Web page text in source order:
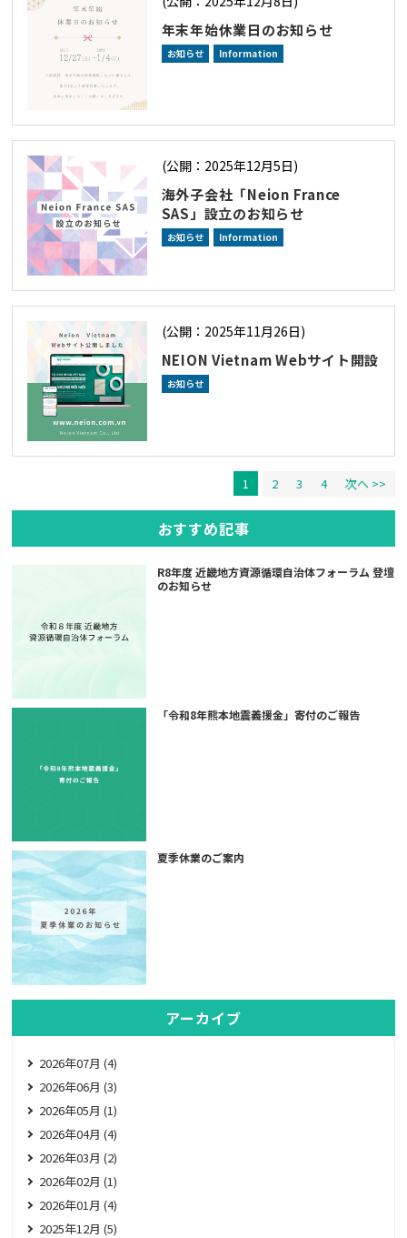
年末年始休業日のお知らせ
お知らせ Information
(公開：2025年12月5日)
海外子会社「Neion France
SAS」設立のお知らせ
お知らせ Information
(公開：2025年11月26日)
NEION Vietnam Webサイト開設
お知らせ
1 2 3 4 次へ >>
おすすめ記事
R8年度 近畿地方資源循環自治体フォーラム 登壇
のお知らせ
「令和8年熊本地震義援金」寄付のご報告
夏季休業のご案内
アーカイブ
2026年07月 (4)
2026年06月 (3)
2026年05月 (1)
2026年04月 (4)
2026年03月 (2)
2026年02月 (1)
2026年01月 (4)
2025年12月 (5)